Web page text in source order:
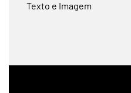
Texto e Imagem